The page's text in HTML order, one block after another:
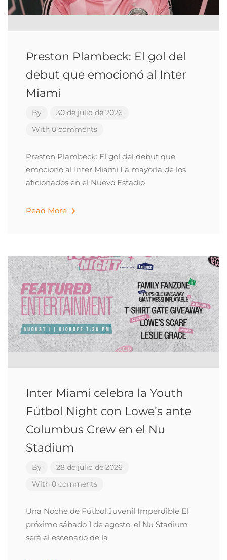
Preston Plambeck: El gol del
debut que emocionó al Inter
Miami
By
30 de julio de 2026
With 0 comments
Preston Plambeck: El gol del debut que
emocionó al Inter Miami La mayoría de los
aficionados en el Nuevo Estadio
Read More
Inter Miami celebra la Youth
Fútbol Night con Lowe’s ante
Columbus Crew en el Nu
Stadium
By
28 de julio de 2026
With 0 comments
Una Noche de Fútbol Juvenil Imperdible El
próximo sábado 1 de agosto, el Nu Stadium
será el escenario de la